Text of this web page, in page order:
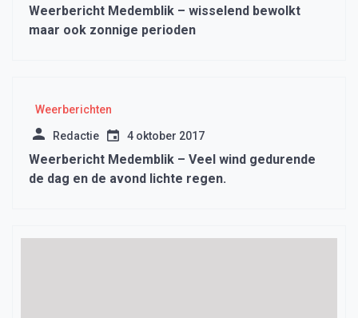
Weerbericht Medemblik – wisselend bewolkt
maar ook zonnige perioden
Weerberichten
Redactie 4 oktober 2017
Weerbericht Medemblik – Veel wind gedurende
de dag en de avond lichte regen.